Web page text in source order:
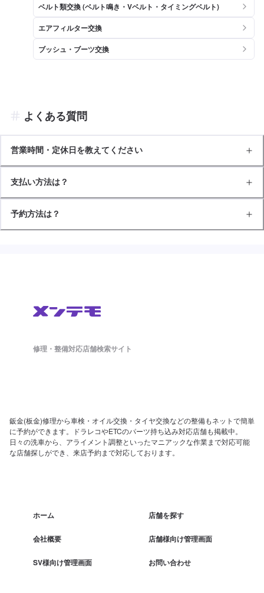
ベルト類交換 (ベルト鳴き・Vベルト・タイミングベルト)
エアフィルター交換
ブッシュ・ブーツ交換
よくある質問
営業時間・定休日を教えてください
支払い方法は？
予約方法は？
修理・整備対応店舗検索サイト
鈑金(板金)修理から車検・オイル交換・タイヤ交換などの整備もネットで簡単
に予約ができます。ドラレコやETCのパーツ持ち込み対応店舗も掲載中。
日々の洗車から、アライメント調整といったマニアックな作業まで対応可能
な店舗探しができ、来店予約まで対応しております。
ホーム 店舗を探す
会社概要 店舗様向け管理画面
SV様向け管理画面 お問い合わせ